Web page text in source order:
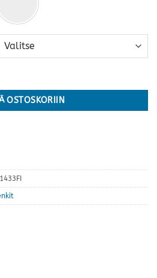
määrä
OSTOSKORIIN